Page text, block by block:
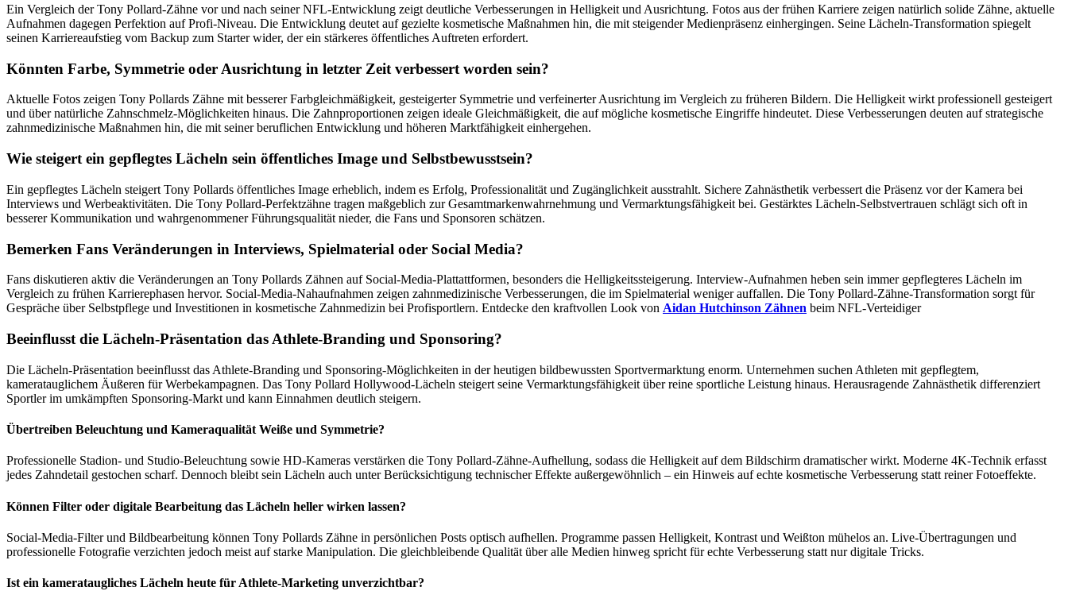
Ein Vergleich der Tony Pollard-Zähne vor und nach seiner NFL-Entwicklung zeigt deutliche Verbesserungen in Helligkeit und Ausrichtung. Fotos aus der frühen Karriere zeigen natürlich solide Zähne, aktuelle
Aufnahmen dagegen Perfektion auf Profi-Niveau. Die Entwicklung deutet auf gezielte kosmetische Maßnahmen hin, die mit steigender Medienpräsenz einhergingen. Seine Lächeln-Transformation spiegelt
seinen Karriereaufstieg vom Backup zum Starter wider, der ein stärkeres öffentliches Auftreten erfordert.
Könnten Farbe, Symmetrie oder Ausrichtung in letzter Zeit verbessert worden sein?
Aktuelle Fotos zeigen Tony Pollards Zähne mit besserer Farbgleichmäßigkeit, gesteigerter Symmetrie und verfeinerter Ausrichtung im Vergleich zu früheren Bildern. Die Helligkeit wirkt professionell gesteigert
und über natürliche Zahnschmelz-Möglichkeiten hinaus. Die Zahnproportionen zeigen ideale Gleichmäßigkeit, die auf mögliche kosmetische Eingriffe hindeutet. Diese Verbesserungen deuten auf strategische
zahnmedizinische Maßnahmen hin, die mit seiner beruflichen Entwicklung und höheren Marktfähigkeit einhergehen.
Wie steigert ein gepflegtes Lächeln sein öffentliches Image und Selbstbewusstsein?
Ein gepflegtes Lächeln steigert Tony Pollards öffentliches Image erheblich, indem es Erfolg, Professionalität und Zugänglichkeit ausstrahlt. Sichere Zahnästhetik verbessert die Präsenz vor der Kamera bei
Interviews und Werbeaktivitäten. Die Tony Pollard-Perfektzähne tragen maßgeblich zur Gesamtmarkenwahrnehmung und Vermarktungsfähigkeit bei. Gestärktes Lächeln-Selbstvertrauen schlägt sich oft in
besserer Kommunikation und wahrgenommener Führungsqualität nieder, die Fans und Sponsoren schätzen.
Bemerken Fans Veränderungen in Interviews, Spielmaterial oder Social Media?
Fans diskutieren aktiv die Veränderungen an Tony Pollards Zähnen auf Social-Media-Plattattformen, besonders die Helligkeitssteigerung. Interview-Aufnahmen heben sein immer gepflegteres Lächeln im
Vergleich zu frühen Karrierephasen hervor. Social-Media-Nahaufnahmen zeigen zahnmedizinische Verbesserungen, die im Spielmaterial weniger auffallen. Die Tony Pollard-Zähne-Transformation sorgt für
Gespräche über Selbstpflege und Investitionen in kosmetische Zahnmedizin bei Profisportlern. Entdecke den kraftvollen Look von Aidan Hutchinson Zähnen beim NFL-Verteidiger
Beeinflusst die Lächeln-Präsentation das Athlete-Branding und Sponsoring?
Die Lächeln-Präsentation beeinflusst das Athlete-Branding und Sponsoring-Möglichkeiten in der heutigen bildbewussten Sportvermarktung enorm. Unternehmen suchen Athleten mit gepflegtem,
kameratauglichem Äußeren für Werbekampagnen. Das Tony Pollard Hollywood-Lächeln steigert seine Vermarktungsfähigkeit über reine sportliche Leistung hinaus. Herausragende Zahnästhetik differenziert
Sportler im umkämpften Sponsoring-Markt und kann Einnahmen deutlich steigern.
Übertreiben Beleuchtung und Kameraqualität Weiße und Symmetrie?
Professionelle Stadion- und Studio-Beleuchtung sowie HD-Kameras verstärken die Tony Pollard-Zähne-Aufhellung, sodass die Helligkeit auf dem Bildschirm dramatischer wirkt. Moderne 4K-Technik erfasst
jedes Zahndetail gestochen scharf. Dennoch bleibt sein Lächeln auch unter Berücksichtigung technischer Effekte außergewöhnlich – ein Hinweis auf echte kosmetische Verbesserung statt reiner Fotoeffekte.
Können Filter oder digitale Bearbeitung das Lächeln heller wirken lassen?
Social-Media-Filter und Bildbearbeitung können Tony Pollards Zähne in persönlichen Posts optisch aufhellen. Programme passen Helligkeit, Kontrast und Weißton mühelos an. Live-Übertragungen und
professionelle Fotografie verzichten jedoch meist auf starke Manipulation. Die gleichbleibende Qualität über alle Medien hinweg spricht für echte Verbesserung statt nur digitale Tricks.
Ist ein kamerataugliches Lächeln heute für Athlete-Marketing unverzichtbar?